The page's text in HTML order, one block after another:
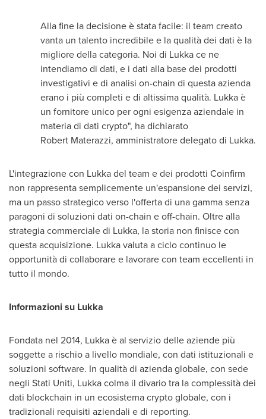
Alla fine la decisione è stata facile: il team creato
vanta un talento incredibile e la qualità dei dati è la
migliore della categoria. Noi di Lukkace ne
intendiamo di dati, e i dati alla base dei prodotti
investigativi e di analisi on-chain di questa azienda
erano i più completi e di altissima qualità. Lukka è
un fornitore unico per ogni esigenza aziendale in
materia di dati crypto", ha dichiarato
Robert Materazzi, amministratore delegato di Lukka.
L'integrazione con Lukka del team e dei prodotti Coinfirm
non rappresenta semplicemente un'espansione dei servizi,
ma un passo strategico verso l'offerta di una gamma senza
paragoni di soluzioni dati on-chain e off-chain. Oltre alla
strategia commerciale di Lukka, la storia non finisce con
questa acquisizione. Lukka valuta a ciclo continuo le
opportunità di collaborare e lavorare con team eccellenti in
tutto il mondo.
Informazioni su Lukka
Fondata nel 2014, Lukka è al servizio delle aziende più
soggette a rischio a livello mondiale, con dati istituzionali e
soluzioni software. In qualità di azienda globale, con sede
negli Stati Uniti, Lukka colma il divario tra la complessità dei
dati blockchain in un ecosistema crypto globale, con i
tradizionali requisiti aziendali e di reporting.